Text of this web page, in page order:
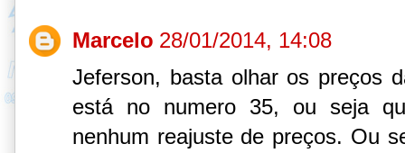
Marcelo 28/01/2014, 14:08
Jeferson, basta olhar os preços
está no numero 35, ou seja
nenhum reajuste de preços. Ou